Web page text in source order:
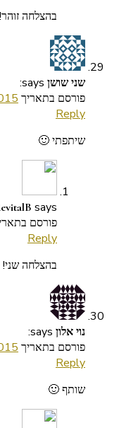
בהצלחה זוהר!
שני שושן says:
פורסם בתאריך 12/
Reply
שיתפתי 🙂
says:
פורסם
Reply
בהצלחה שני!
נוי אלון says:
פורסם בתאריך 12/
Reply
שותף 🙂